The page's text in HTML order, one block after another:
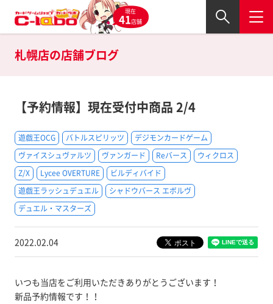
現在
41店舗
札幌店の店舗ブログ
【予約情報】現在受付中商品 2/4
遊戯王OCG バトルスピリッツ
デジモンカードゲーム
ヴァイスシュヴァルツ
ヴァンガード Reバース
ウィクロス
Z/X
Lycee OVERTURE
ビルディバイド
遊戯王ラッシュデュエル
シャドウバース エボルヴ
デュエル・マスターズ
2022.02.04
いつも当店をご利用いただきありがとうございます！
新品予約情報です！！